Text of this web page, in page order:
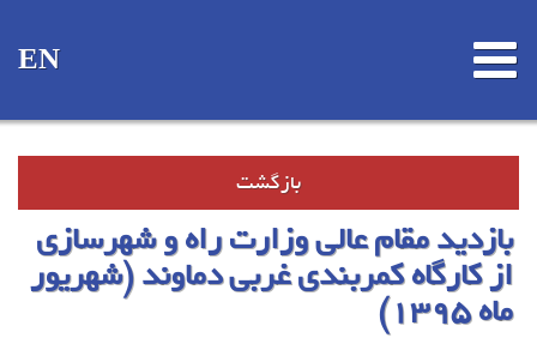
EN
بازگشت
بازدید مقام عالی وزارت راه و شهرسازی
از کارگاه کمربندی غربی دماوند (شهریور
ماه 1395)